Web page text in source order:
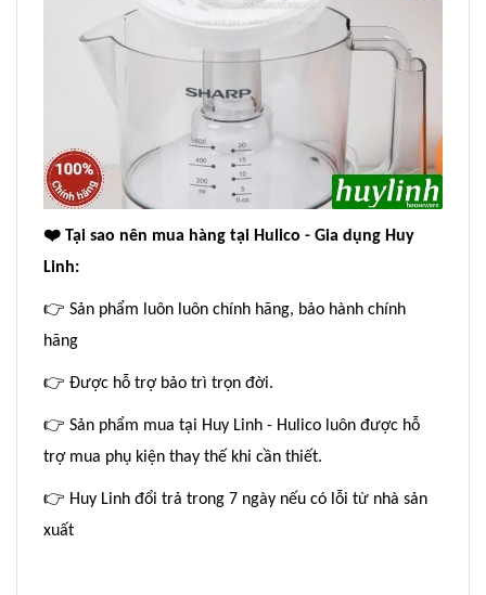
❤ ️ Tại sao nên mua hàng tại Hulico - Gia dụng Huy
Linh:
👉 Sản phẩm luôn luôn chính hãng, bảo hành chính
hãng
👉 Được hỗ trợ bảo trì trọn đời.
👉 Sản phẩm mua tại Huy Linh - Hulico luôn được hỗ
trợ mua phụ kiện thay thế khi cần thiết.
👉 Huy Linh đổi trả trong 7 ngày nếu có lỗi từ nhà sản
xuất